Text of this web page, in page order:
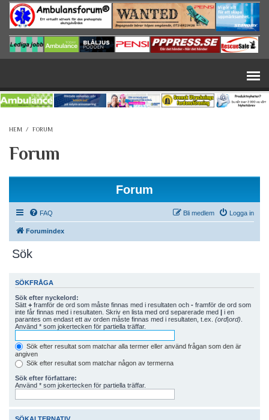
Hoppa till huvudinnehåll
HEM / FORUM
Forum